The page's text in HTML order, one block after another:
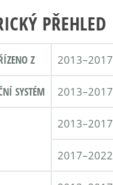
PŘEHLED
Z 2013–2017
SYSTÉM 2013–2017
2013–2017
2017–2022